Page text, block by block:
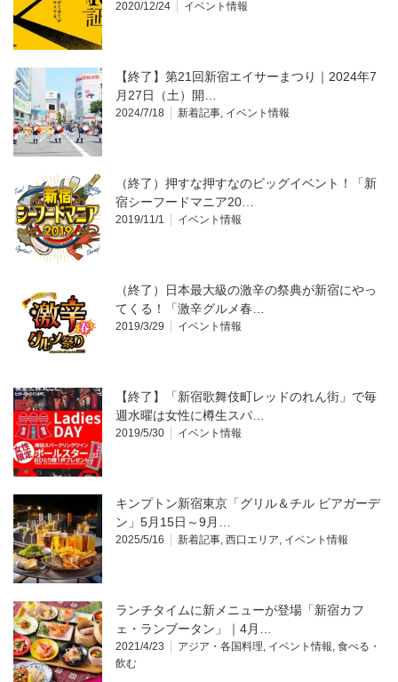
2020/12/24 イベント情報
【終了】第21回新宿エイサーまつり｜2024年7
月27日（土）開…
2024/7/18 新着記事, イベント情報
（終了）押すな押すなのビッグイベント！「新
宿シーフードマニア20…
2019/11/1 イベント情報
（終了）日本最大級の激辛の祭典が新宿にやっ
てくる！「激辛グルメ春…
2019/3/29 イベント情報
【終了】「新宿歌舞伎町レッドのれん街」で毎
週水曜は女性に樽生スパ…
2019/5/30 イベント情報
キンプトン新宿東京「グリル＆チル ビアガーデ
ン」5月15日～9月…
2025/5/16 新着記事, 西口エリア, イベント情報
ランチタイムに新メニューが登場「新宿カフ
ェ・ランブータン」｜4月…
2021/4/23 アジア・各国料理, イベント情報, 食べる・
飲む